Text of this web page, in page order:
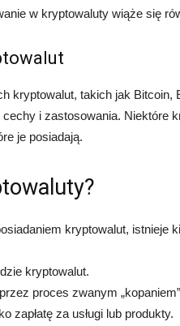
w kryptowaluty wiąże się
kryptowalut, takich jak Bitcoin,
i zastosowania. Niektóre
je posiadają.
kryptowalut, istnieje
kryptowalut.
proces zwanym
zapłatę za usługi lub produkty.